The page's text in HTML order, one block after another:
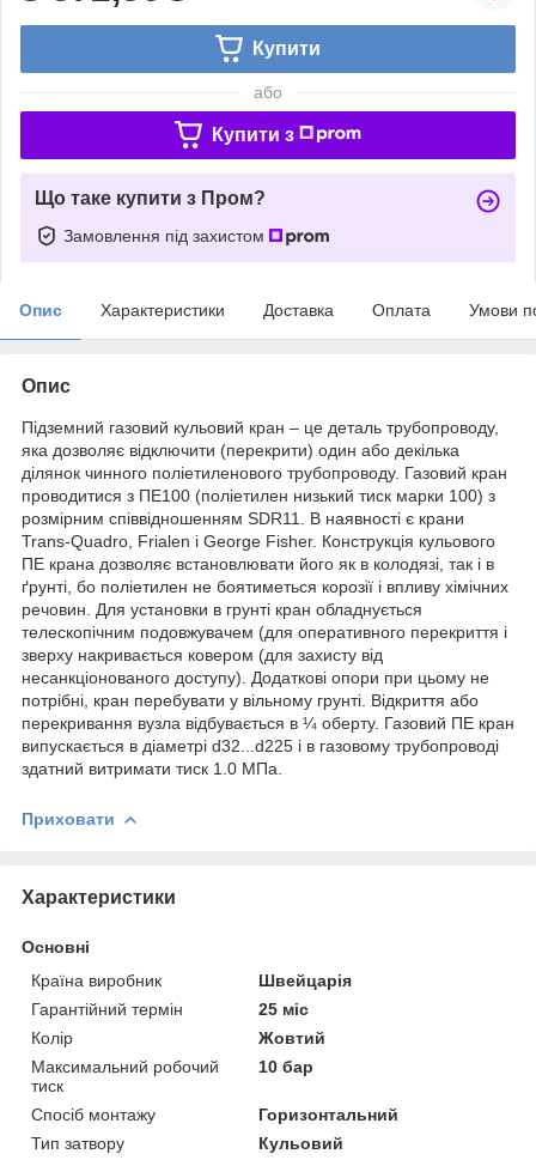
Купити
або
Купити з
Що таке купити з Пром?
Замовлення під захистом
Опис Характеристики Доставка Оплата Умови
Опис
Підземний газовий кульовий кран – це деталь трубопроводу,
яка дозволяє відключити (перекрити) один або декілька
ділянок чинного поліетиленового трубопроводу. Газовий кран
проводитися з ПЕ100 (поліетилен низький тиск марки 100) з
розмірним співвідношенням SDR11. В наявності є крани
Trans-Quadro, Frialen і George Fisher. Конструкція кульового
ПЕ крана дозволяє встановлювати його як в колодязі, так і в
ґрунті, бо поліетилен не боятиметься корозії і впливу хімічних
речовин. Для установки в грунті кран обладнується
телескопічним подовжувачем (для оперативного перекриття і
зверху накривається ковером (для захисту від
несанкціонованого доступу). Додаткові опори при цьому не
потрібні, кран перебувати у вільному грунті. Відкриття або
перекривання вузла відбувається в ¼ оберту. Газовий ПЕ кран
випускається в діаметрі d32...d225 і в газовому трубопроводі
здатний витримати тиск 1.0 МПа.
Приховати
Характеристики
Основні
Країна виробник
Швейцарія
Гарантійний термін
25 міс
Колір
Жовтий
Максимальний робочий
тиск
10 бар
Спосіб монтажу
Горизонтальний
Тип затвору
Кульовий